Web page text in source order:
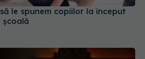
le spunem copiilor la început
școală